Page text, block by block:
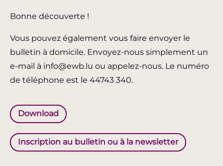
Bonne découverte !
Vous pouvez également vous faire envoyer le
bulletin à domicile. Envoyez-nous simplement un
e-mail à info@ewb.lu ou appelez-nous. Le numéro
de téléphone est le 44743 340.
Download
Inscription au bulletin ou à la newsletter